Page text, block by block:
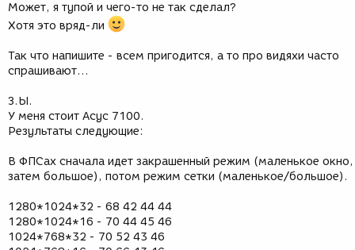
Может, я тупой и чего-то не так сделал?
Хотя это вряд-ли
Так что напишите - всем пригодится, а то про видяхи часто
спрашивают...
З.Ы.
У меня стоит Асус 7100.
Результаты следующие:
В ФПСах сначала идет закрашенный режим (маленькое окно,
затем большое), потом режим сетки (маленькое/большое).
1280*1024*32 - 68 42 44 44
1280*1024*16 - 70 44 45 46
1024*768*32 - 70 52 43 46